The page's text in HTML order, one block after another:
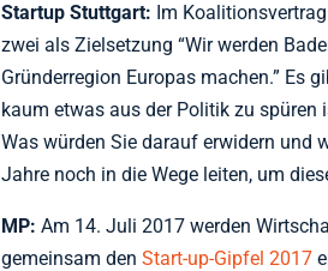
Startup Stuttgart: Im
zwei als Zielsetzung “Wir werden
Gründerregion Europas machen.” Es
kaum etwas aus der Politik zu spüren
Was würden Sie darauf erwidern und
Jahre noch in die Wege leiten, um
MP: Am 14. Juli 2017 werden
gemeinsam denStart-up-Gipfel 2017